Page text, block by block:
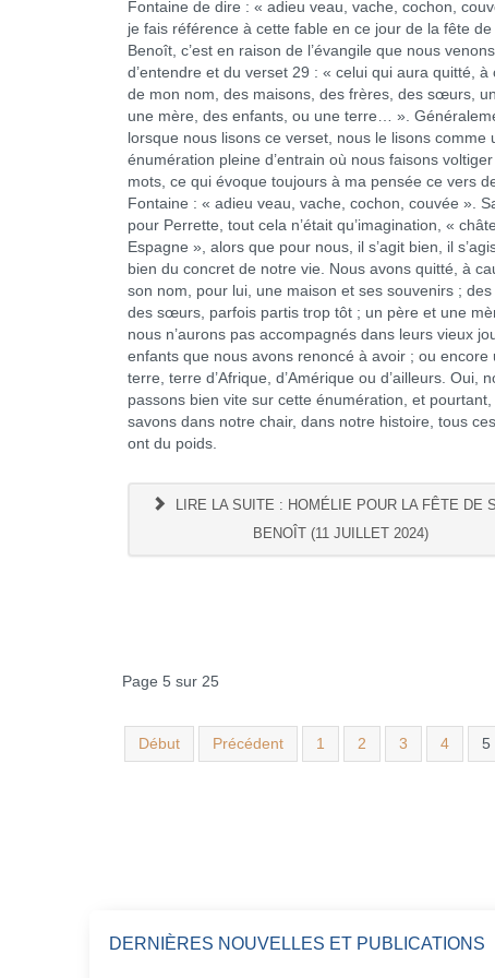
Fontaine de dire : « adieu veau, vache, cochon,
je fais référence à cette fable en ce jour de la fête de
Benoît, c’est en raison de l’évangile que nous venons
d’entendre et du verset 29 : « celui qui aura quitté, à
de mon nom, des maisons, des frères, des sœurs,
une mère, des enfants, ou une terre… ».
lorsque nous lisons ce verset, nous le lisons comme
énumération pleine d’entrain où nous faisons
mots, ce qui évoque toujours à ma pensée ce vers
Fontaine : « adieu veau, vache, cochon, couvée ».
pour Perrette, tout cela n’était qu’imagination, «
Espagne », alors que pour nous, il s’agit bien, il
bien du concret de notre vie. Nous avons quitté, à
son nom, pour lui, une maison et ses souvenirs ;
des sœurs, parfois partis trop tôt ; un père et une
nous n’aurons pas accompagnés dans leurs vieux
enfants que nous avons renoncé à avoir ; ou encore
terre, terre d’Afrique, d’Amérique ou d’ailleurs. Oui,
passons bien vite sur cette énumération, et pourtant,
savons dans notre chair, dans notre histoire, tous
ont du poids.
LIRE LA SUITE : HOMÉLIE POUR LA FÊTE DE
BENOÎT (11 JUILLET 2024)
Page 5 sur 25
Début Précédent 1 2 3 4 5
DERNIÈRES NOUVELLES ET PUBLICATIONS